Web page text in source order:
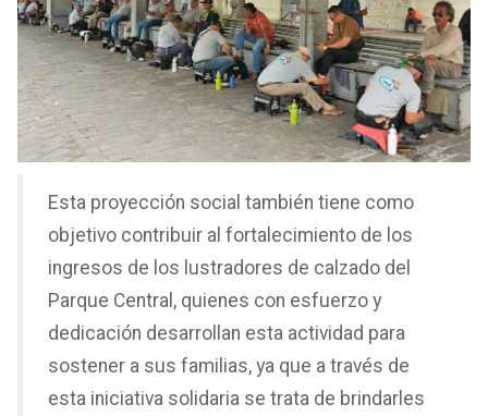
Esta proyección social también tiene como
objetivo contribuir al fortalecimiento de los
ingresos de los lustradores de calzado del
Parque Central, quienes con esfuerzo y
dedicación desarrollan esta actividad para
sostener a sus familias, ya que a través de
esta iniciativa solidaria se trata de brindarles